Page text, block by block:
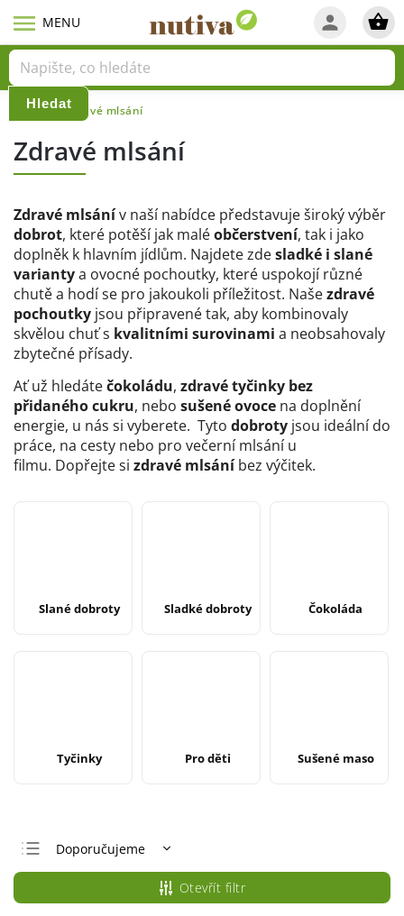
Hledat
Domů / Zdravé mlsání
Zdravé mlsání
Zdravé mlsánív naší nabídce představuje široký výběr
dobrot, které potěší jak maléobčerstvení, tak i jako
doplněk k hlavním jídlům. Najdete zdesladké i slané
variantya ovocné pochoutky, které uspokojí různé
chutě a hodí se pro jakoukoli příležitost. Našezdravé
pochoutky jsou připravené tak, aby kombinovaly
skvělou chuť s kvalitními surovinami a neobsahovaly
zbytečné přísady.
Ať už hledátečokoládu, zdravé tyčinky bez
přidaného cukru, nebo sušené ovoce na doplnění
energie, u nás si vyberete. Tyto dobroty jsou ideální do
práce, na cesty nebo pro večerní mlsání u
filmu. Dopřejte si zdravé mlsáníbez výčitek.
Slané dobroty Sladké dobroty Čokoláda
Tyčinky Pro děti Sušené maso
Doporučujeme
Nejlevnější
Nejdražší
Otevřít filtr